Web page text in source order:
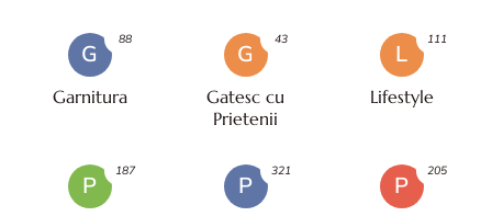
G
Garnitura
88
G
Gatesc cu
Prietenii
43
L
Lifestyle
111
P
187
P
321
P
205